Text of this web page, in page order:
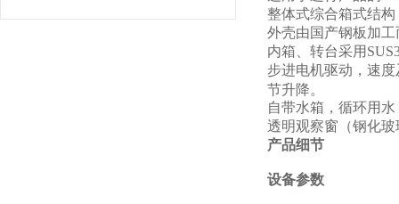
整体式综合箱式结构
外壳由国产钢板加
内箱、转台采用
步进电机驱动，速
节升降。
自带水箱，循环用
透明观察窗（钢化
产品细节
设备参数